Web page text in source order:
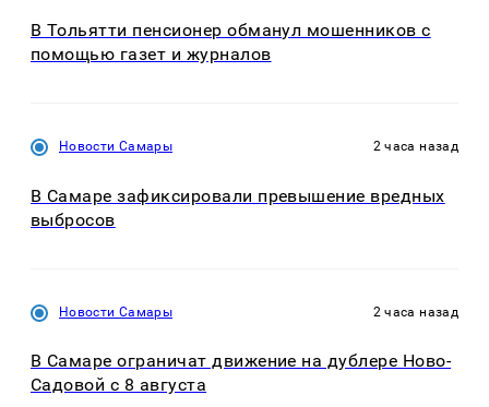
В Тольятти пенсионер обманул мошенников с
помощью газет и журналов
Новости Самары 2 часа назад
В Самаре зафиксировали превышение вредных
выбросов
Новости Самары 2 часа назад
В Самаре ограничат движение на дублере Ново-
Садовой с 8 августа